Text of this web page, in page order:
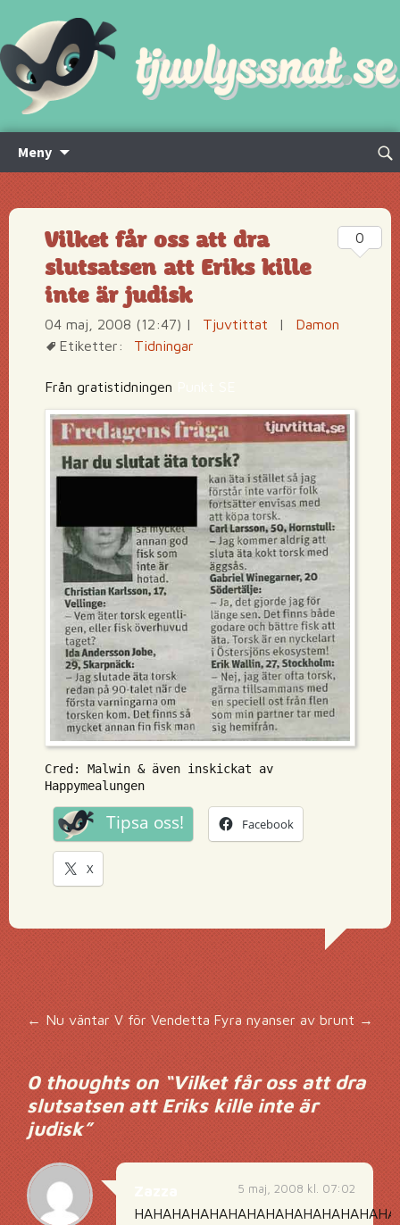
Meny
innehåll
Sök
Vilket får oss att dra
slutsatsen att Eriks kille
inte är judisk
04 maj, 2008 (12:47) | Tjuvtittat |
Damon
Etiketter:
Tidningar
Från gratistidningen
Cred: Malwin & även inskickat av
Happymealungen
Tipsa oss! Facebook
X
0
Inläggsnavigering
← Nu väntar V för Vendetta Fyra nyanser av brunt→
0 thoughts on “Vilket får oss att dra
slutsatsen att Eriks kille inte är
judisk”
5 maj, 2008 kl. 07:02